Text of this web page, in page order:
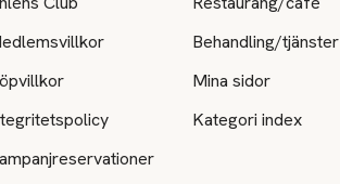
Behandling/tjänster
Mina sidor
Kategori index